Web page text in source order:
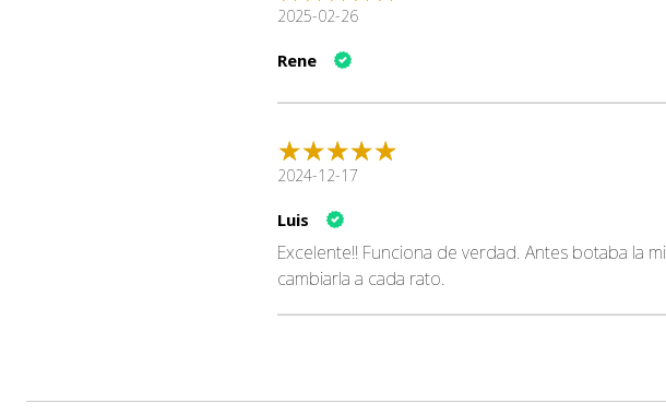
2025-02-26
Rene
2024-12-17
Luis
Excelente!! Funciona de verdad. Antes botaba la
cambiarla a cada rato.